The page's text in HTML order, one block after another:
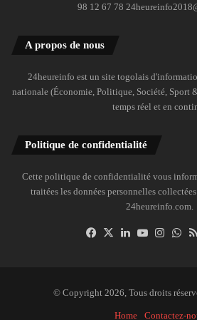
98 12 67 78
A propos de nous
24heureinfo est un site togolais
nationale (Économie, Politique, Société, Sport
temps réel et en
Politique de confidentialité
Cette politique de confidentialité vous
traitées les données personnelles
24heureinfo.com.
Facebook
X LinkedinYouTube
© Copyright 2026, Tous droits
Home Contactez-